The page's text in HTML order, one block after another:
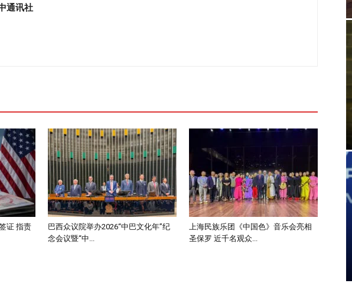
通讯社
证 指责
巴西众议院举办2026“中巴文化年”纪
念会议暨“中...
上海民族乐团《中国色》音乐会亮相
圣保罗 近千名观众...